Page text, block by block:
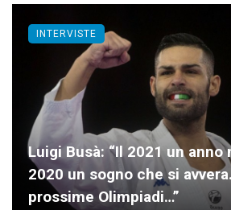
Luigi Busà: “Il 2021 un anno
2020 un sogno che si
prossime Olimpiadi…”
INTERVISTE